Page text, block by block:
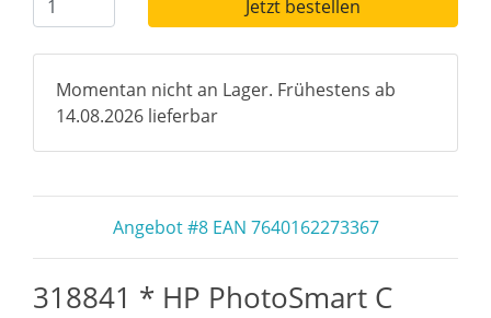
Jetzt bestellen
Momentan nicht an Lager. Frühestens ab
14.08.2026 lieferbar
Angebot #8 EAN 7640162273367
318841 * HP PhotoSmart C